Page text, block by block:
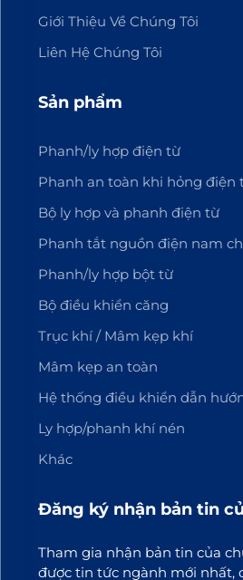
Giới Thiệu Về Chúng Tôi
Liên Hệ Chúng Tôi
Sản phẩm
Phanh/ly hợp điện từ
Phanh an toàn khi hỏng điện
Bộ ly hợp và phanh điện từ
Phanh tắt nguồn điện nam
Phanh/ly hợp bột từ
Bộ điều khiển căng
Trục khí / Mâm kẹp khí
Mâm kẹp an toàn
Hệ thống điều khiển dẫn
Ly hợp/phanh khí nén
Khác
Đăng ký nhận bản tin
Tham gia nhận bản tin của
được tin tức ngành mới nhất,